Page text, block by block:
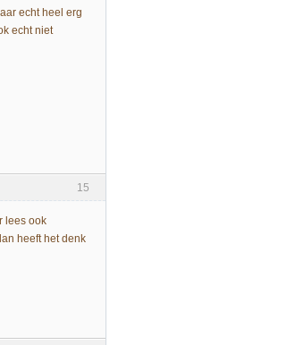
echt heel erg
echt niet
15
lees ook
heeft het denk